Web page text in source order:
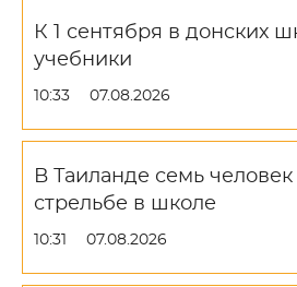
К 1 сентября в донских
учебники
10:33 07.08.2026
В Таиланде семь
стрельбе в школе
10:31 07.08.2026